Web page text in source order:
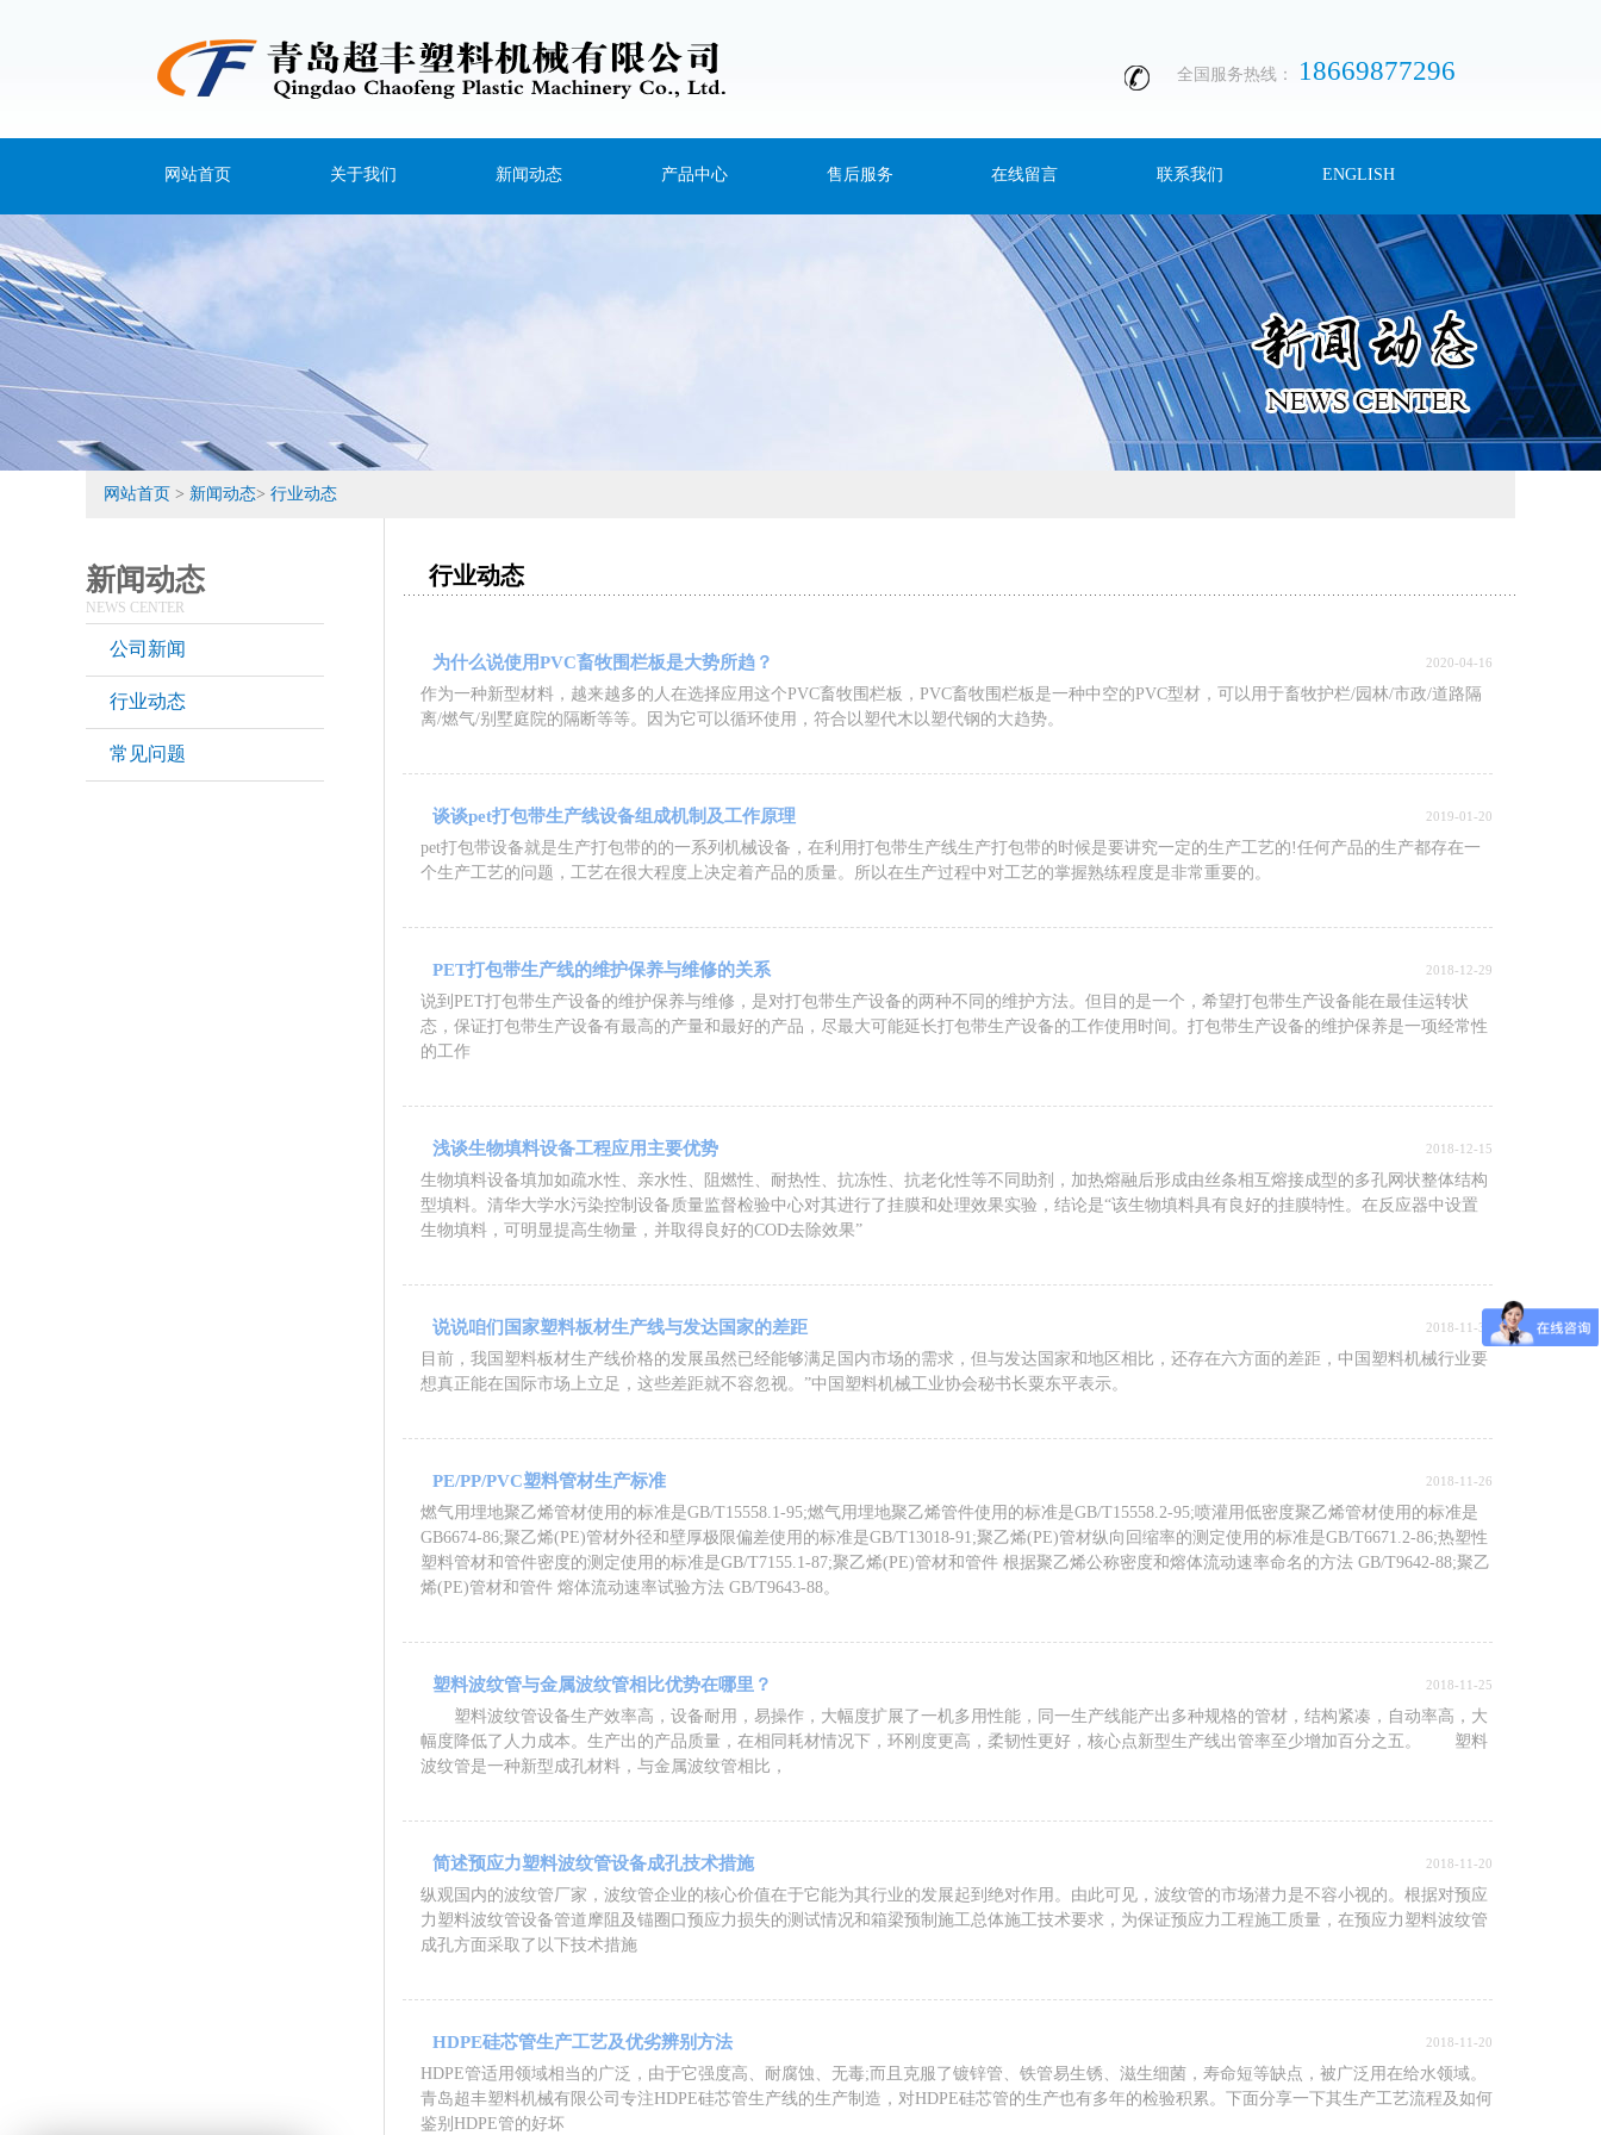
全国服务热线： 18669877296
网站首页 关于我们
设备展示
新闻动态 产品中心 售后服务 在线留言 联系我们 ENGLISH
网站首页 > 新闻动态> 行业动态
新闻动态
NEWS CENTER
公司新闻
行业动态
常见问题
行业动态
为什么说使用PVC畜牧围栏板是大势所趋？ 2020-04-16
作为一种新型材料，越来越多的人在选择应用这个PVC畜牧围栏板，PVC畜牧围栏板是一种中空的PVC型材，可以用于畜牧护栏/园林/市政/道路隔
离/燃气/别墅庭院的隔断等等。因为它可以循环使用，符合以塑代木以塑代钢的大趋势。
谈谈pet打包带生产线设备组成机制及工作原理 2019-01-20
pet打包带设备就是生产打包带的的一系列机械设备，在利用打包带生产线生产打包带的时候是要讲究一定的生产工艺的!任何产品的生产都存在一
个生产工艺的问题，工艺在很大程度上决定着产品的质量。所以在生产过程中对工艺的掌握熟练程度是非常重要的。
PET打包带生产线的维护保养与维修的关系 2018-12-29
说到PET打包带生产设备的维护保养与维修，是对打包带生产设备的两种不同的维护方法。但目的是一个，希望打包带生产设备能在最佳运转状
态，保证打包带生产设备有最高的产量和最好的产品，尽最大可能延长打包带生产设备的工作使用时间。打包带生产设备的维护保养是一项经常性
的工作
浅谈生物填料设备工程应用主要优势 2018-12-15
生物填料设备填加如疏水性、亲水性、阻燃性、耐热性、抗冻性、抗老化性等不同助剂，加热熔融后形成由丝条相互熔接成型的多孔网状整体结构
型填料。清华大学水污染控制设备质量监督检验中心对其进行了挂膜和处理效果实验，结论是“该生物填料具有良好的挂膜特性。在反应器中设置
生物填料，可明显提高生物量，并取得良好的COD去除效果”
说说咱们国家塑料板材生产线与发达国家的差距 2018-11-30
目前，我国塑料板材生产线​价格的发展虽然已经能够满足国内市场的需求，但与发达国家和地区相比，还存在六方面的差距，中国塑料机械行业要
想真正能在国际市场上立足，这些差距就不容忽视。”中国塑料机械工业协会秘书长粟东平表示。
PE/PP/PVC塑料管材生产标准 2018-11-26
燃气用埋地聚乙烯管材使用的标准是GB/T15558.1-95;燃气用埋地聚乙烯管件使用的标准是GB/T15558.2-95;喷灌用低密度聚乙烯管材使用的标准是
GB6674-86;聚乙烯(PE)管材外径和壁厚极限偏差使用的标准是GB/T13018-91;聚乙烯(PE)管材纵向回缩率的测定使用的标准是GB/T6671.2-86;热塑性
塑料管材和管件密度的测定使用的标准是GB/T7155.1-87;聚乙烯(PE)管材和管件 根据聚乙烯公称密度和熔体流动速率命名的方法 GB/T9642-88;聚乙
烯(PE)管材和管件 熔体流动速率试验方法 GB/T9643-88。
塑料波纹管与金属波纹管相比优势在哪里？ 2018-11-25
塑料波纹管设备生产效率高，设备耐用，易操作，大幅度扩展了一机多用性能，同一生产线能产出多种规格的管材，结构紧凑，自动率高，大
幅度降低了人力成本。生产出的产品质量，在相同耗材情况下，环刚度更高，柔韧性更好，核心点新型生产线出管率至少增加百分之五。 塑料
波纹管是一种新型成孔材料，与金属波纹管相比，
简述预应力塑料波纹管设备成孔技术措施 2018-11-20
纵观国内的波纹管厂家，波纹管企业的核心价值在于它能为其行业的发展起到绝对作用。由此可见，波纹管的市场潜力是不容小视的。根据对预应
力塑料波纹管设备管道摩阻及锚圈口预应力损失的测试情况和箱梁预制施工总体施工技术要求，为保证预应力工程施工质量，在预应力塑料波纹管
成孔方面采取了以下技术措施
HDPE硅芯管生产工艺及优劣辨别方法 2018-11-20
HDPE管适用领域相当的广泛，由于它强度高、耐腐蚀、无毒;而且克服了镀锌管、铁管易生锈、滋生细菌，寿命短等缺点，被广泛用在给水领域。
青岛超丰塑料机械有限公司专注HDPE硅芯管生产线的生产制造，对HDPE硅芯管的生产也有多年的检验积累。下面分享一下其生产工艺流程及如何
鉴别HDPE管的好坏